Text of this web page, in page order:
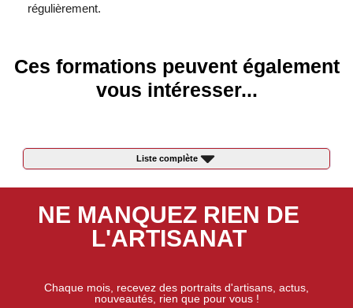
régulièrement.
Ces formations peuvent également
vous intéresser...
Liste complète
NE MANQUEZ RIEN DE
L'ARTISANAT
Chaque mois, recevez des portraits d'artisans, actus,
nouveautés, rien que pour vous !